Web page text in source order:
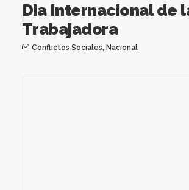
Dia Internacional de
Trabajadora
Conflictos Sociales, Nacional